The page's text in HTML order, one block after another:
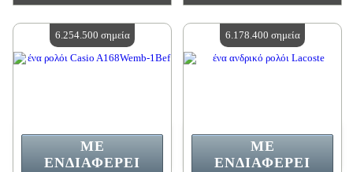
Διαθέσιμη ποσότητα:4
Διαθέσιμη ποσότητα:4
ΜΕ
ΕΝΔΙΑΦΈΡΕΙ
6.254.500 σημεία
ΜΕ
ΕΝΔΙΑΦΈΡΕΙ
6.178.400 σημεία